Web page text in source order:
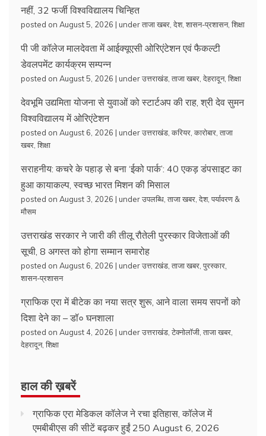
नहीं, 32 फर्जी विश्वविद्यालय चिन्हित
posted on August 5, 2026 | underताजा खबर देश, शासन-प्रशासन, शिक्षा
पी जी कॉलेज मालदेवता में आईक्यूएसी ओरिएंटेशन एवं फैकल्टी
डेवलपमेंट कार्यक्रम सम्पन्न
posted on August 5, 2026 | underउत्तराखंड ताजा खबर देहरादून, शिक्षा
देवभूमि उद्यमिता योजना से युवाओं को स्टार्टअप की राह, श्री देव सुमन
विश्वविद्यालय में ओरिएंटेशन
posted on August 6, 2026 | underउत्तराखंड करियर कारोबार ताजा
खबर शिक्षा
सराहनीय: कचरे के पहाड़ से बना ‘ईको पार्क’: 40 एकड़ डंपसाइट का
हुआ कायाकल्प, स्वच्छ भारत मिशन की मिसाल
posted on August 3, 2026 | underउपलब्धि ताजा खबर देश, पर्यावरण &
मौसम
उत्तराखंड सरकार ने जारी की तीलू रौतेली पुरस्कार विजेताओं की
सूची, 8 अगस्त को होगा सम्मान समारोह
posted on August 6, 2026 | underउत्तराखंड ताजा खबर पुरस्कार
शासन-प्रशासन
ग्राफिक एरा में बीटेक का नया सत्र शुरू, आने वाला समय सपनों को
दिशा देने का – डॉ० घनशाला
posted on August 4, 2026 | underउत्तराखंड टेक्नोलॉजी ताजा खबर
देहरादून, शिक्षा
हाल की ख़बरें
ग्राफिक एरा मेडिकल कॉलेज ने रचा इतिहास, कॉलेज में
एमबीबीएस की सीटें बढ़कर हुईं 250 August 6, 2026